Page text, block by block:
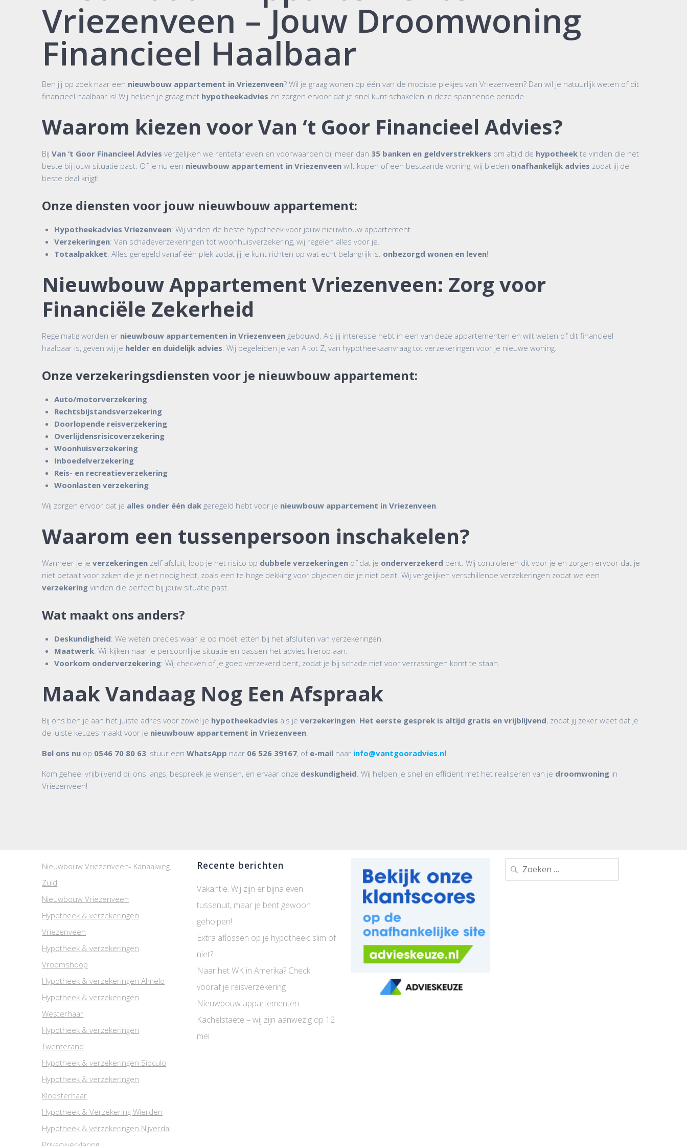
Vriezenveen – Jouw Droomwoning
Financieel Haalbaar
Ben jij op zoek naar een nieuwbouw appartement in Vriezenveen? Wil je graag wonen op één van de mooiste plekjes van Vriezenveen? Dan wil je natuurlijk weten of dit
financieel haalbaar is! Wij helpen je graag met hypotheekadvies en zorgen ervoor dat je snel kunt schakelen in deze spannende periode.
Waarom kiezen voor Van ‘t Goor Financieel Advies?
BijVan ‘t Goor Financieel Advies vergelijken we rentetarieven en voorwaarden bij meer dan 35 banken en geldverstrekkers om altijd de hypotheek te vinden die het
beste bij jouw situatie past. Of je nu een nieuwbouw appartement in Vriezenveen wilt kopen of een bestaande woning, wij bieden onafhankelijk advies zodat jij de
beste deal krijgt!
Onze diensten voor jouw nieuwbouw appartement:
Hypotheekadvies Vriezenveen: Wij vinden de beste hypotheek voor jouw nieuwbouw appartement.
Verzekeringen: Van schadeverzekeringen tot woonhuisverzekering, wij regelen alles voor je.
Totaalpakket: Alles geregeld vanaf één plek zodat jij je kunt richten op wat echt belangrijk is: onbezorgd wonen en leven!
Nieuwbouw Appartement Vriezenveen: Zorg voor
Financiële Zekerheid
Regelmatig worden er nieuwbouw appartementen in Vriezenveen gebouwd. Als jij interesse hebt in een van deze appartementen en wilt weten of dit financieel
haalbaar is, geven wij je helder en duidelijk advies. Wij begeleiden je van A tot Z, van hypotheekaanvraag tot verzekeringen voor je nieuwe woning.
Onze verzekeringsdiensten voor je nieuwbouw appartement:
Auto/motorverzekering
Rechtsbijstandsverzekering
Doorlopende reisverzekering
Overlijdensrisicoverzekering
Woonhuisverzekering
Inboedelverzekering
Reis- en recreatieverzekering
Woonlasten verzekering
Wij zorgen ervoor dat je alles onder één dak geregeld hebt voor je nieuwbouw appartement in Vriezenveen.
Waarom een tussenpersoon inschakelen?
Wanneer je jeverzekeringen zelf afsluit, loop je het risico op dubbele verzekeringen of dat je onderverzekerd bent. Wij controleren dit voor je en zorgen ervoor dat je
niet betaalt voor zaken die je niet nodig hebt, zoals een te hoge dekking voor objecten die je niet bezit. Wij vergelijken verschillende verzekeringen zodat we een
verzekering vinden die perfect bij jouw situatie past.
Wat maakt ons anders?
Deskundigheid: We weten precies waar je op moet letten bij het afsluiten van verzekeringen.
Maatwerk: Wij kijken naar je persoonlijke situatie en passen het advies hierop aan.
Voorkom onderverzekering: Wij checken of je goed verzekerd bent, zodat je bij schade niet voor verrassingen komt te staan.
Maak Vandaag Nog Een Afspraak
Bij ons ben je aan het juiste adres voor zowel je hypotheekadvies als jeverzekeringen. Het eerste gesprek is altijd gratis en vrijblijvend, zodat jij zeker weet dat je
de juiste keuzes maakt voor je nieuwbouw appartement in Vriezenveen.
Bel ons nu op 0546 70 80 63, stuur eenWhatsApp naar 06 526 39167, of e-mail naar info@vantgooradvies.nl.
Kom geheel vrijblijvend bij ons langs, bespreek je wensen, en ervaar onze deskundigheid. Wij helpen je snel en efficiënt met het realiseren van je droomwoning in
Vriezenveen!
Nieuwbouw Vriezenveen- Kanaalweg
Zuid
Nieuwbouw Vriezenveen
Hypotheek & verzekeringen
Vriezenveen
Hypotheek & verzekeringen
Vroomshoop
Hypotheek & verzekeringen Almelo
Hypotheek & verzekeringen
Westerhaar
Hypotheek & verzekeringen
Twenterand
Hypotheek & verzekeringen Sibculo
Hypotheek & verzekeringen
Kloosterhaar
Hypotheek & Verzekering Wierden
Hypotheek & verzekeringen Nijverdal
Recente berichten
Vakantie. Wij zijn er bijna even
tussenuit, maar je bent gewoon
geholpen!
Extra aflossen op je hypotheek: slim of
niet?
Naar het WK in Amerika? Check
vooraf je reisverzekering
Nieuwbouw appartementen
Kachelstaete – wij zijn aanwezig op 12
mei
Zoeken
naar: